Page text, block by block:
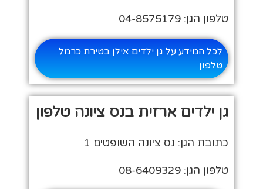
טלפון הגן: 04-8575179
לכל המידע על גן ילדים אילן בטירת כרמל
טלפון
גן ילדים ארזית בנס ציונה טלפון
כתובת הגן: נס ציונה השופטים 1
טלפון הגן: 08-6409329